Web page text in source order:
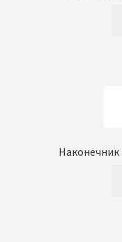
Наконечник